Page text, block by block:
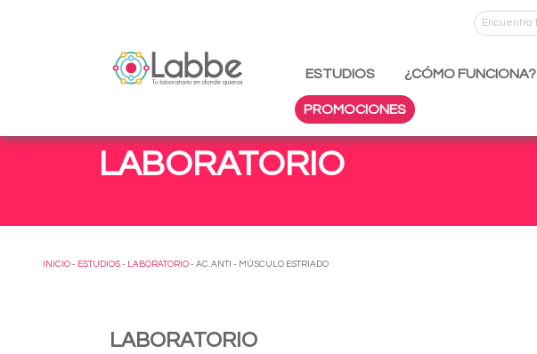
ESTUDIOS ¿CÓMO FUNCIONA?
PROMOCIONES
LABORATORIO
INICIO - ESTUDIOS - LABORATORIO - AC. ANTI - MÚSCULO ESTRIADO
LABORATORIO